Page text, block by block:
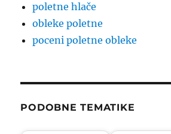
poletne hlače
obleke poletne
poceni poletne obleke
PODOBNE TEMATIKE